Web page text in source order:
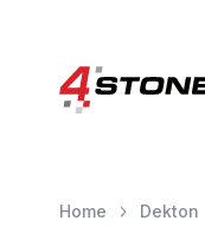
Home Dekton